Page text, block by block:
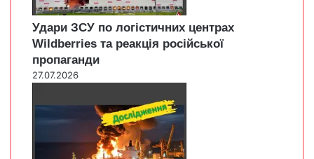
Удари ЗСУ по логістичних центрах
Wildberries та реакція російської
пропаганди
27.07.2026